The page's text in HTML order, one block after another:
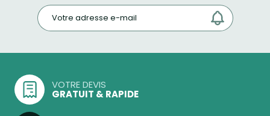
VOTRE DEVIS
GRATUIT & RAPIDE